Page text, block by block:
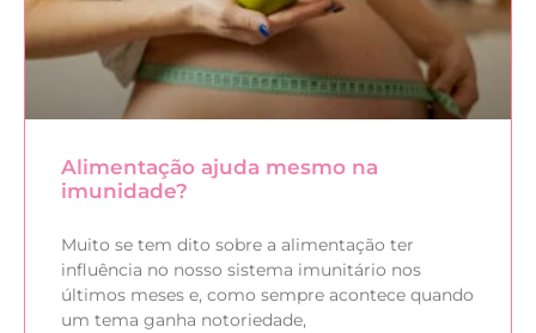
Alimentação ajuda mesmo na
imunidade?
Muito se tem dito sobre a alimentação ter
influência no nosso sistema imunitário nos
últimos meses e, como sempre acontece quando
um tema ganha notoriedade,